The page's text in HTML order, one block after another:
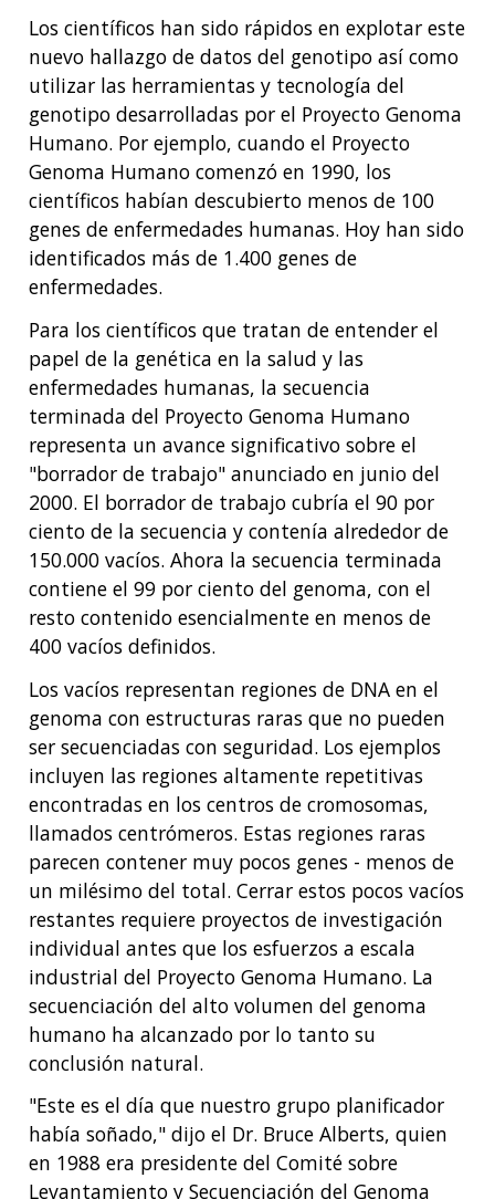
Los científicos han sido rápidos en explotar este
nuevo hallazgo de datos del genotipo así como
utilizar las herramientas y tecnología del
genotipo desarrolladas por el Proyecto Genoma
Humano. Por ejemplo, cuando el Proyecto
Genoma Humano comenzó en 1990, los
científicos habían descubierto menos de 100
genes de enfermedades humanas. Hoy han sido
identificados más de 1.400 genes de
enfermedades.
Para los científicos que tratan de entender el
papel de la genética en la salud y las
enfermedades humanas, la secuencia
terminada del Proyecto Genoma Humano
representa un avance significativo sobre el
"borrador de trabajo" anunciado en junio del
2000. El borrador de trabajo cubría el 90 por
ciento de la secuencia y contenía alrededor de
150.000 vacíos. Ahora la secuencia terminada
contiene el 99 por ciento del genoma, con el
resto contenido esencialmente en menos de
400 vacíos definidos.
Los vacíos representan regiones de DNA en el
genoma con estructuras raras que no pueden
ser secuenciadas con seguridad. Los ejemplos
incluyen las regiones altamente repetitivas
encontradas en los centros de cromosomas,
llamados centrómeros. Estas regiones raras
parecen contener muy pocos genes - menos de
un milésimo del total. Cerrar estos pocos vacíos
restantes requiere proyectos de investigación
individual antes que los esfuerzos a escala
industrial del Proyecto Genoma Humano. La
secuenciación del alto volumen del genoma
humano ha alcanzado por lo tanto su
conclusión natural.
"Este es el día que nuestro grupo planificador
había soñado," dijo el Dr. Bruce Alberts, quien
en 1988 era presidente del Comité sobre
Levantamiento y Secuenciación del Genoma